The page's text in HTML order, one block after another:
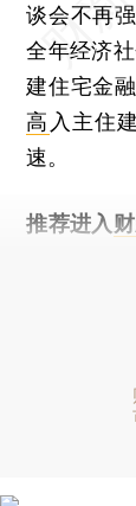
谈会不再
全年经济
建住宅金
高 入主住
速。
推荐进入